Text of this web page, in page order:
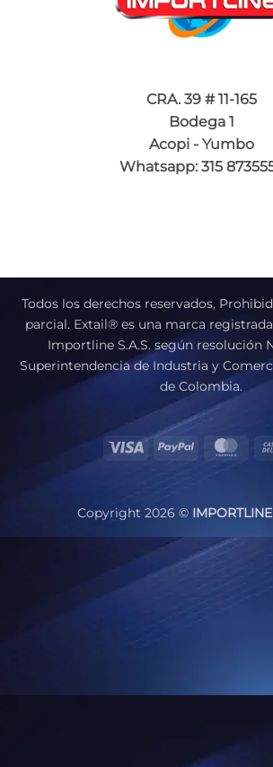
CRA. 39 # 11-165
Bodega 1
Acopi - Yumbo
Whatsapp: 315
Todos los derechos reservados,
parcial. Extail® es una marca
Importline S.A.S. según resolución
Superintendencia de Industria y
de Colombia.
Visa PayPal
Copyright 2026 ©